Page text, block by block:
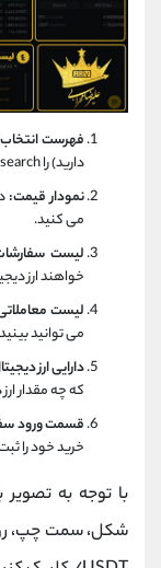
فهرست
دارید) را search یا جست و جو می کنید.
نمودار قیمت:
می کنید.
لیست سفارشات
خواهند ارز
لیست
می توانید
دارایی ارز
که چه مقدار
قسمت ورود
خرید خود را